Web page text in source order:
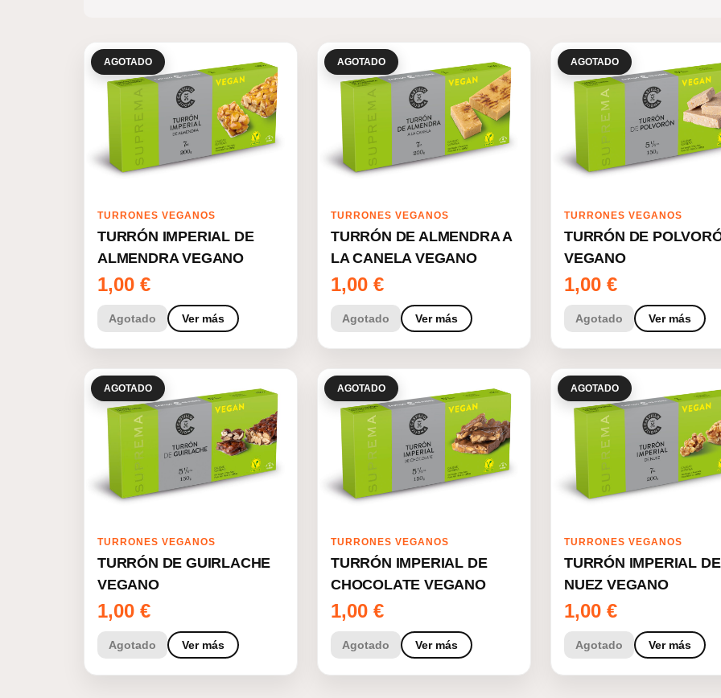
AGOTADO
TURRONES VEGANOS
TURRÓN IMPERIAL DE
ALMENDRA VEGANO
1,00 €
Agotado Ver más
AGOTADO
TURRONES VEGANOS
TURRÓN DE ALMENDRA A
LA CANELA VEGANO
1,00 €
Agotado Ver más
AGOTADO
TURRONES VEGANOS
TURRÓN DE
VEGANO
1,00 €
Agotado Ver más
AGOTADO
TURRONES VEGANOS
TURRÓN DE GUIRLACHE
VEGANO
1,00 €
Agotado Ver más
AGOTADO
TURRONES VEGANOS
TURRÓN IMPERIAL DE
CHOCOLATE VEGANO
1,00 €
Agotado Ver más
AGOTADO
TURRONES VEGANOS
TURRÓN IMPERIAL DE
NUEZ VEGANO
1,00 €
Agotado Ver más